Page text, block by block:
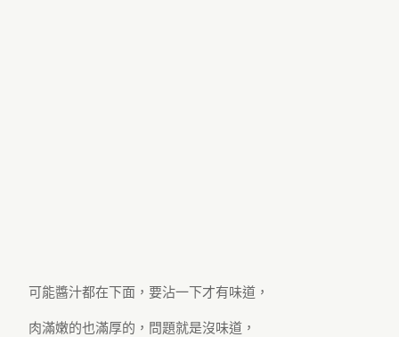
可能醬汁都在下面，要沾一下才有味道，
肉滿嫩的也滿厚的，問題就是沒味道，